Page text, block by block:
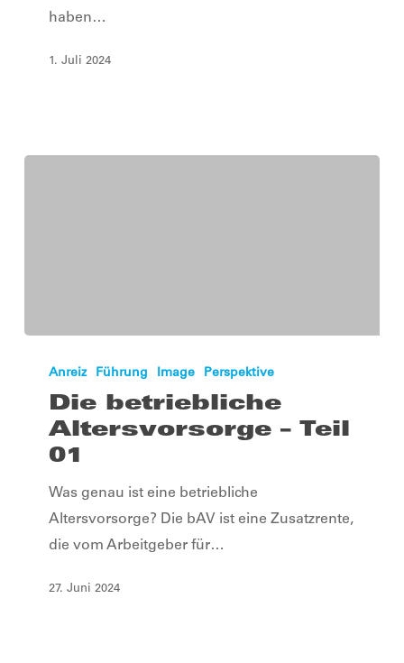
haben…
1. Juli 2024
betriebliche
Altersvorsorge
Anreiz Führung Image Perspektive
Die betriebliche
Altersvorsorge – Teil
01
Was genau ist eine betriebliche
Altersvorsorge? Die bAV ist eine Zusatzrente,
die vom Arbeitgeber für…
27. Juni 2024